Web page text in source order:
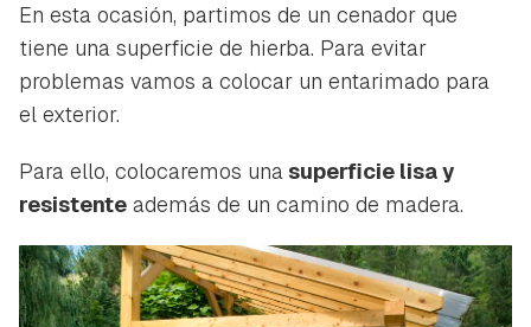
En esta ocasión, partimos de un cenador que
tiene una superficie de hierba. Para evitar
problemas vamos a colocar un entarimado para
el exterior.
Para ello, colocaremos una superficie lisa y
resistente además de un camino de madera.